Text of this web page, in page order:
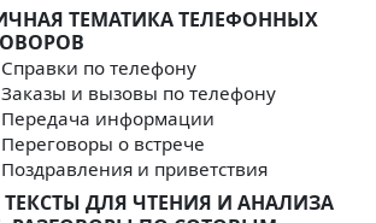
ТЕМАТИКА ТЕЛЕФОННЫХ
Справки по телефону
Заказы и вызовы по телефону
Передача информации
Переговоры о встрече
Поздравления и приветствия
ДЛЯ ЧТЕНИЯ И АНАЛИЗА